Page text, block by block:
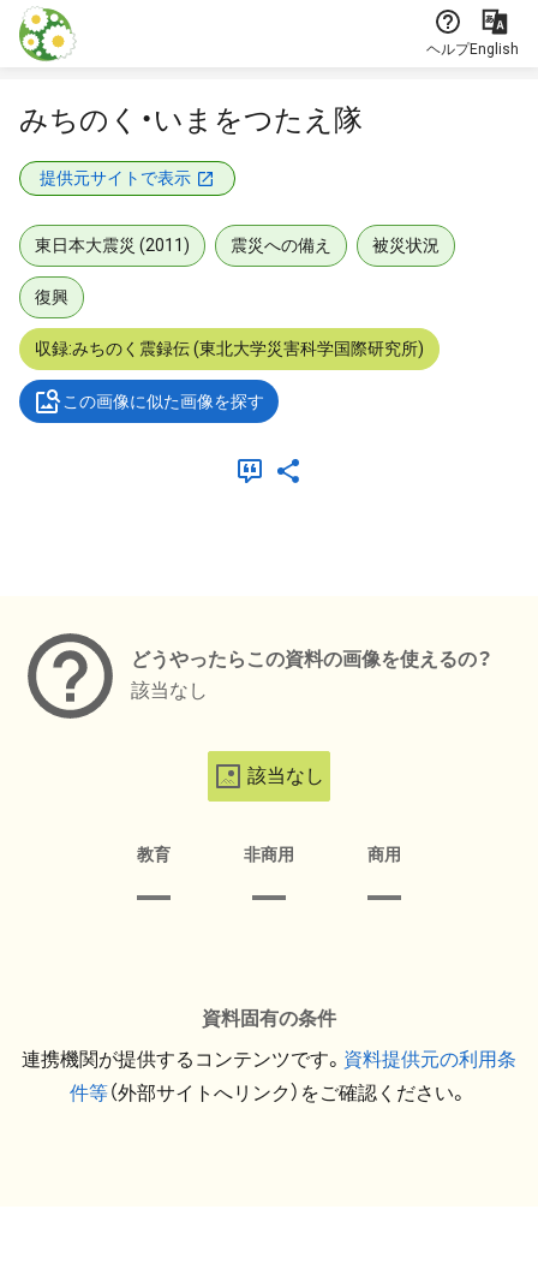
本文に飛ぶ
ヘルプEnglish
みちのく・いまをつたえ隊
提供元サイトで表示
東日本大震災 (2011) 震災への備え 被災状況
復興
収録:みちのく震録伝 (東北大学災害科学国際研究所)
この画像に似た画像を探す
どうやったらこの資料の画像を使えるの？
該当なし
該当なし
教育 非商用 商用
資料固有の条件
連携機関が提供するコンテンツです。 資料提供元の利用条
件等（外部サイトへリンク）をご確認ください。